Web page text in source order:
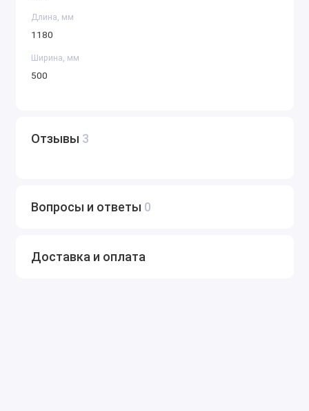
Длина, мм
1180
Ширина, мм
500
Отзывы 3
Вопросы и ответы 0
Доставка и оплата